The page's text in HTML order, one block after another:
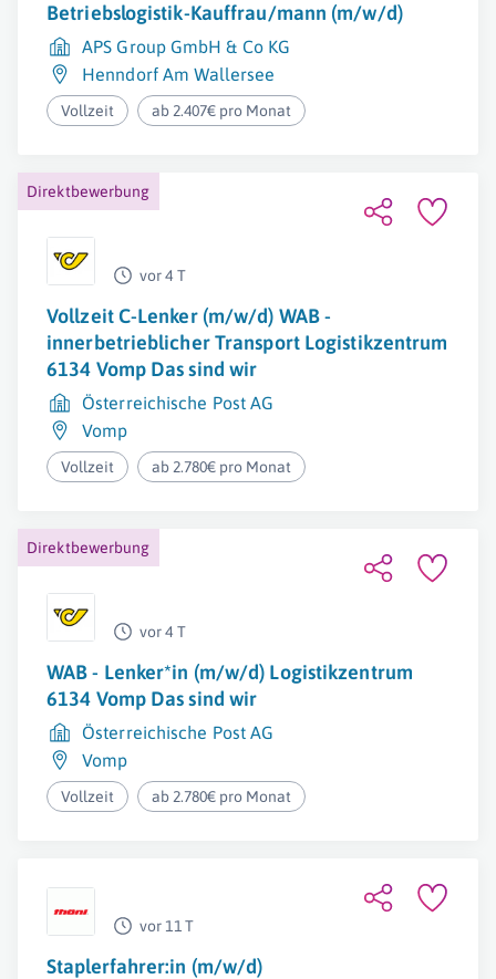
Betriebslogistik-Kauffrau/mann (m/w/d)
APS Group GmbH & Co KG
Henndorf Am Wallersee
Vollzeit ab 2.407€ pro Monat
Direktbewerbung
vor 4 T
Vollzeit C-Lenker (m/w/d) WAB -
innerbetrieblicher Transport Logistikzentrum
6134 Vomp Das sind wir
Österreichische Post AG
Vomp
Vollzeit ab 2.780€ pro Monat
Direktbewerbung
vor 4 T
WAB - Lenker*in (m/w/d) Logistikzentrum
6134 Vomp Das sind wir
Österreichische Post AG
Vomp
Vollzeit ab 2.780€ pro Monat
vor 11 T
Staplerfahrer:in (m/w/d)